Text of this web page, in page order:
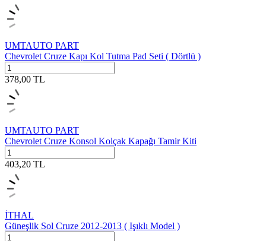
UMTAUTO PART
Chevrolet Cruze Kapı Kol Tutma Pad Seti ( Dörtlü )
378,00 TL
UMTAUTO PART
Chevrolet Cruze Konsol Kolçak Kapağı Tamir Kiti
403,20 TL
İTHAL
Güneşlik Sol Cruze 2012-2013 ( Işıklı Model )